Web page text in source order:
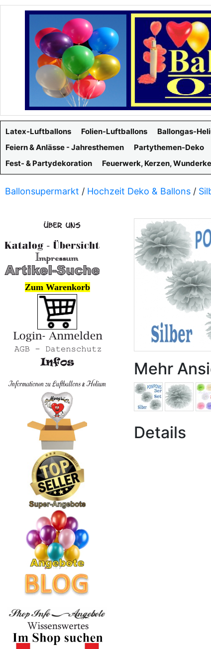
Latex-Luftballons Folien-Luftballons Ballongas-
Feiern & Anlässe - Jahresthemen
Partythemen-Deko
Fest- & Partydekoration
Feuerwerk, Kerzen,
Ballonsupermarkt / Hochzeit Deko & Ballons /
Mehr
Details
Zum Warenkorb